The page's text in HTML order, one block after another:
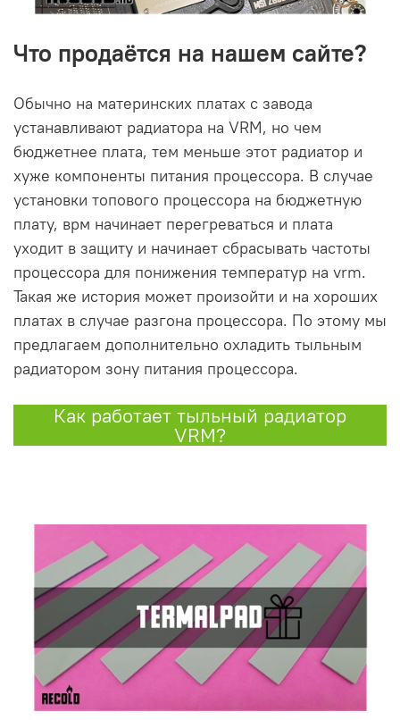
Что продаётся на нашем сайте?
Обычно на материнских платах с завода
устанавливают радиатора на VRM, но чем
бюджетнее плата, тем меньше этот радиатор и
хуже компоненты питания процессора. В случае
установки топового процессора на бюджетную
плату, врм начинает перегреваться и плата
уходит в защиту и начинает сбрасывать частоты
процессора для понижения температур на vrm.
Такая же история может произойти и на хороших
платах в случае разгона процессора. По этому мы
предлагаем дополнительно охладить тыльным
радиатором зону питания процессора.
Как работает тыльный радиатор
VRM?